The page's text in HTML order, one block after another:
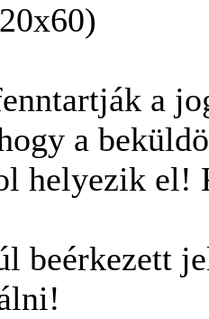
a
a
helyezik el!
beérkezett